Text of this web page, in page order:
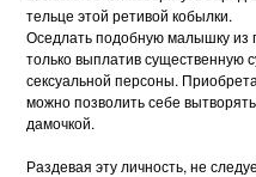
тельце этой ретивой кобылки.
Оседлать подобную малышку
только выплатив существенную
сексуальной персоны.
можно позволить себе
дамочкой.
Раздевая эту личность, не